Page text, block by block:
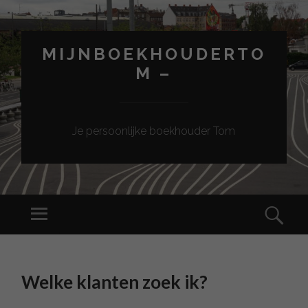
MIJNBOEKHOUDERTO
M –
Je persoonlijke boekhouder Tom
Menu
CONTENT
Welke klanten zoek ik?